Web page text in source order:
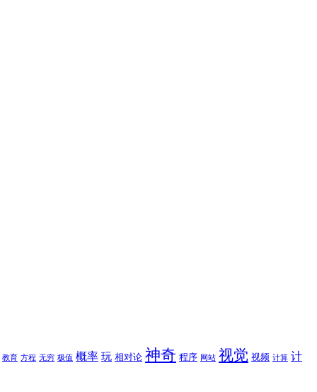
教育 方程 无穷 极值 概率 玩 相对论 神奇 程序 网站 视觉 视频 计算 计